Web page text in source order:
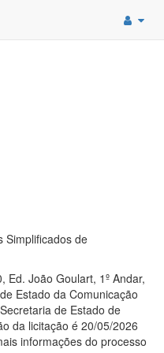
Simplificados de
Ed. João Goulart, 1º Andar,
Estado da Comunicação
de Estado de
da licitação é 20/05/2026
informações do processo